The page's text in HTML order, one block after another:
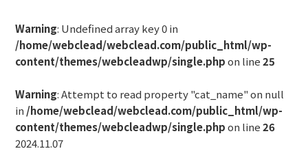
Warning: Undefined array key 0 in
/home/webclead/webclead.com/public_html/wp-
content/themes/webcleadwp/single.phpon line25
Warning: Attempt to read property "cat_name" on null
in /home/webclead/webclead.com/public_html/wp-
content/themes/webcleadwp/single.phpon line26
2024.11.07